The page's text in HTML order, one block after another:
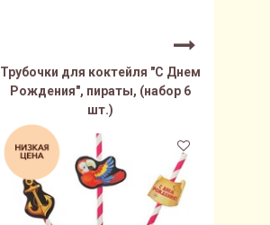
Трубочки для коктейля "С Днем
Рождения", пираты, (набор 6
шт.)